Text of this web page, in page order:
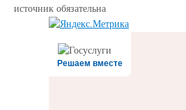
источник обязательна
Решаем вместе